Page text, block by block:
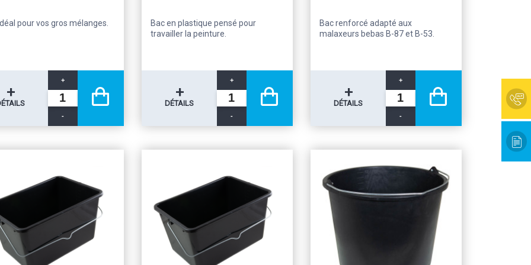
pour vos gros mélanges.
+
-
+
Bac en plastique pensé pour
travailler la peinture.
+
DÉTAILS
-
+
Bac renforcé adapté aux
malaxeurs bebas B-87 et B-53.
+
DÉTAILS
-
+